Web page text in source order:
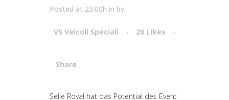
Posted at 23:00h in by
VS Veicoli Speciali 26 Likes
Share
Attiva comando
Selle Royal hat das Potential des Event